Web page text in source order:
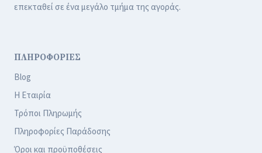
επεκταθεί σε ένα μεγάλο τμήμα της αγοράς.
ΠΛΗΡΟΦΟΡΙΕΣ
Blog
Η Εταιρία
Τρόποι Πληρωμής
Πληροφορίες Παράδοσης
Όροι και προϋποθέσεις